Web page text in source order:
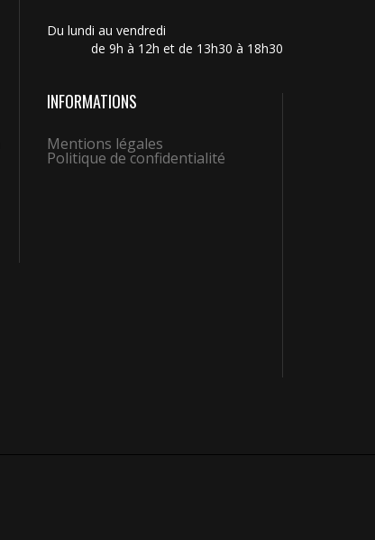
Du lundi au vendredi
de 9h à 12h et de 13h30 à 18h30
INFORMATIONS
Mentions légales
Politique de confidentialité